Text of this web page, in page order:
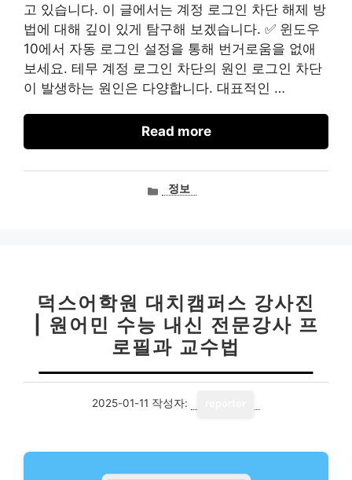
고 있습니다. 이 글에서는 계정 로그인 차단 해제 방
법에 대해 깊이 있게 탐구해 보겠습니다. ✅ 윈도우
10에서 자동 로그인 설정을 통해 번거로움을 없애
보세요. 테무 계정 로그인 차단의 원인 로그인 차단
이 발생하는 원인은 다양합니다. 대표적인 …
Read more
카정보
덕스어학원 대치캠퍼스 강사진
| 원어민 수능 내신 전문강사 프
로필과 교수법
2025-01-11 작성자: